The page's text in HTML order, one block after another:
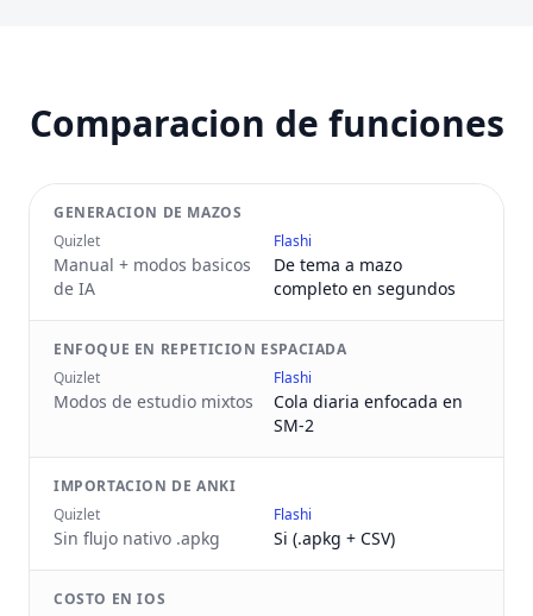
Comparacion de funciones
GENERACION DE MAZOS
Quizlet
Manual + modos basicos
de IA
Flashi
De tema a mazo
completo en segundos
ENFOQUE EN REPETICION ESPACIADA
Quizlet
Modos de estudio mixtos
Flashi
Cola diaria enfocada en
SM-2
IMPORTACION DE ANKI
Quizlet
Sin flujo nativo .apkg
Flashi
Si (.apkg + CSV)
COSTO EN IOS